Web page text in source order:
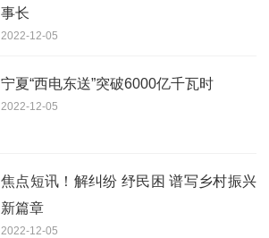
事长
2022-12-05
宁夏“西电东送”突破6000亿千瓦时
2022-12-05
焦点短讯！解纠纷 纾民困 谱写乡村振兴
新篇章
2022-12-05